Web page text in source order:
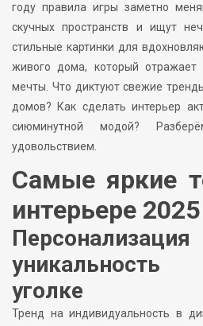
году правила игры заметно
скучных пространств и ищут
стильные картинки для
живого дома, который отражает
мечты. Что диктуют свежие
домов? Как сделать интерьер
сиюминутной модой?
удовольствием.
Самые яркие
интерьере
уголке
Тренд на индивидуальность в